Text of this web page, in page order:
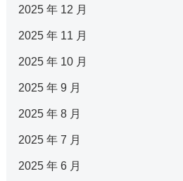
2025 年 12 月
2025 年 11 月
2025 年 10 月
2025 年 9 月
2025 年 8 月
2025 年 7 月
2025 年 6 月